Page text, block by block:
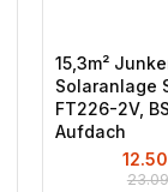
15,3m²
Solaranlage
FT226-2V,
Aufdach